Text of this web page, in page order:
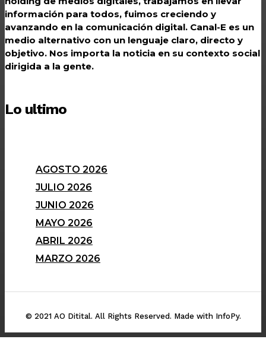
información para todos, fuimos creciendo y
avanzando en la comunicación digital. Canal-E es un
medio alternativo con un lenguaje claro, directo y
objetivo. Nos importa la noticia en su contexto social
dirigida a la gente.
Lo ultimo
AGOSTO 2026
JULIO 2026
JUNIO 2026
MAYO 2026
ABRIL 2026
MARZO 2026
© 2021 AO Ditital. All Rights Reserved. Made with InfoPy.